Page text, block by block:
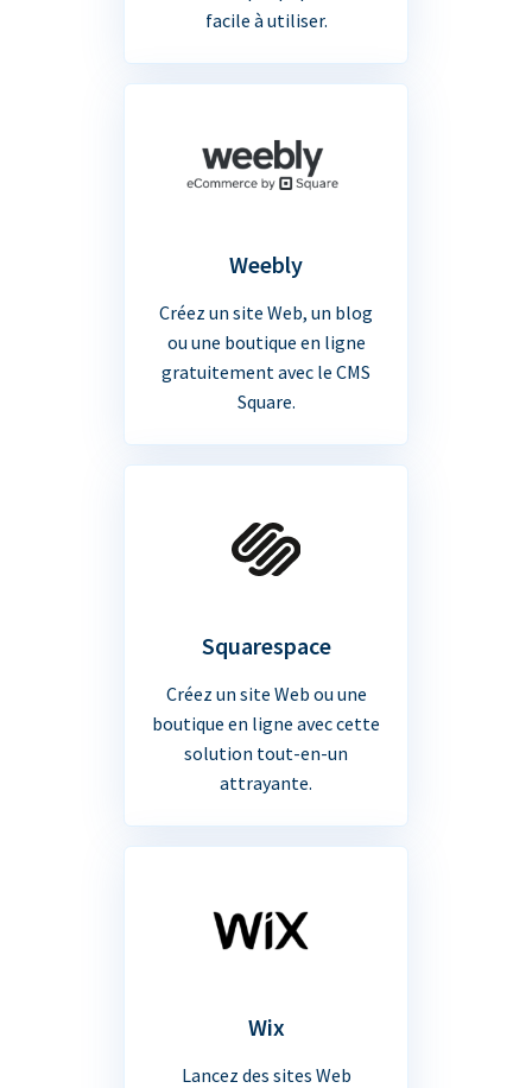
facile à utiliser.
Weebly
Créez un site Web, un blog
ou une boutique en ligne
gratuitement avec le CMS
Square.
Squarespace
Créez un site Web ou une
boutique en ligne avec cette
solution tout-en-un
attrayante.
Wix
Lancez des sites Web